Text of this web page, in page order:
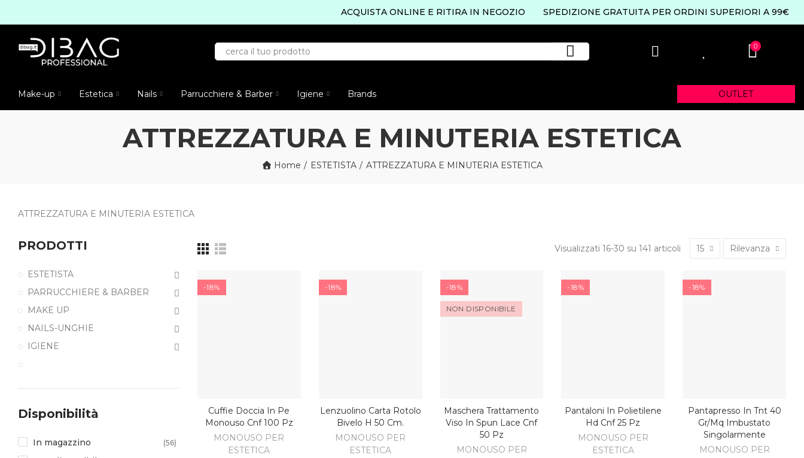
ACQUISTA ONLINE E RITIRA IN NEGOZIO SPEDIZIONE GRATUITA PER ORDINI SUPERIORI A 99€
0
Make-up Estetica Nails Parrucchiere & Barber Igiene Brands OUTLET
ATTREZZATURA E MINUTERIA ESTETICA
Home ESTETISTA ATTREZZATURA E MINUTERIA ESTETICA
ATTREZZATURA E MINUTERIA ESTETICA
Visualizzati 16-30 su 141 articoli 15 Rilevanza
-18%
AGGIUNGI AL CARRELLO
Cuffie Doccia In Pe
Monouso Cnf 100 Pz
MONOUSO PER
ESTETICA
-18%
AGGIUNGI AL CARRELLO
Lenzuolino Carta Rotolo
Bivelo H 50 Cm.
MONOUSO PER
ESTETICA
-18%
NON DISPONIBILE
SCOPRI
Maschera Trattamento
Viso In Spun Lace Cnf
50 Pz
MONOUSO PER
-18%
AGGIUNGI AL CARRELLO
Pantaloni In Polietilene
Hd Cnf 25 Pz
MONOUSO PER
ESTETICA
-18%
AGGIUNGI AL CARRELLO
Pantapresso In Tnt 40
Gr/mq Imbustato
Singolarmente
MONOUSO PER
PRODOTTI
ESTETISTA
PARRUCCHIERE & BARBER
MAKE UP
NAILS-UNGHIE
IGIENE
Disponibilità
In magazzino (56)